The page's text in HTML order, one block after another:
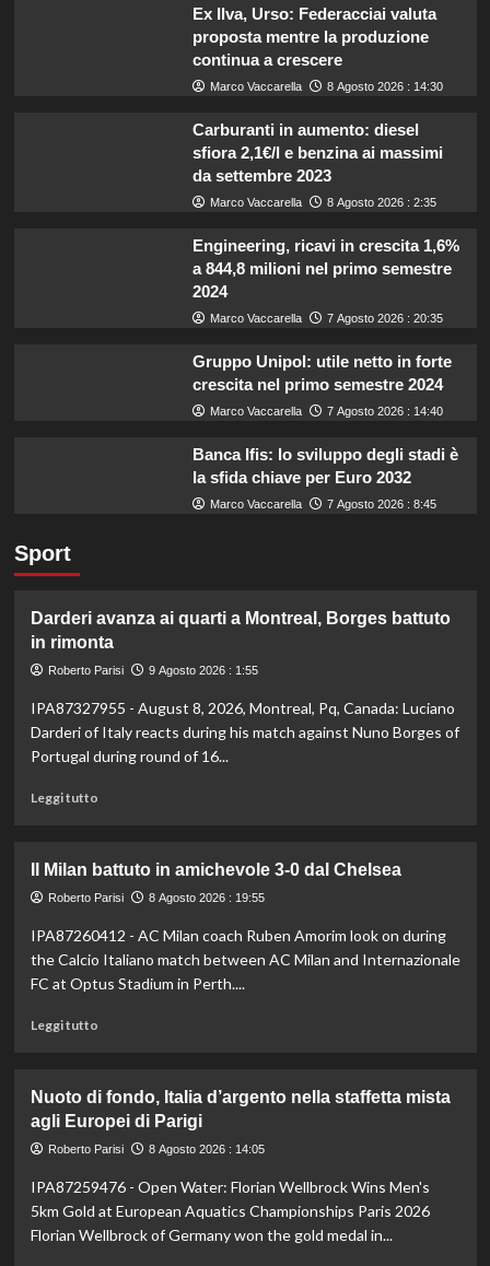
Ex Ilva, Urso: Federacciai valuta
proposta mentre la produzione
continua a crescere
Marco Vaccarella 8 Agosto 2026 : 14:30
Carburanti in aumento: diesel
sfiora 2,1€/l e benzina ai massimi
da settembre 2023
Marco Vaccarella 8 Agosto 2026 : 2:35
Engineering, ricavi in crescita 1,6%
a 844,8 milioni nel primo semestre
2024
Marco Vaccarella 7 Agosto 2026 : 20:35
Gruppo Unipol: utile netto in forte
crescita nel primo semestre 2024
Marco Vaccarella 7 Agosto 2026 : 14:40
Banca Ifis: lo sviluppo degli stadi è
la sfida chiave per Euro 2032
Marco Vaccarella 7 Agosto 2026 : 8:45
Sport
Darderi avanza ai quarti a Montreal, Borges battuto
in rimonta
Roberto Parisi 9 Agosto 2026 : 1:55
IPA87327955 - August 8, 2026, Montreal, Pq, Canada: Luciano
Darderi of Italy reacts during his match against Nuno Borges of
Portugal during round of 16...
Leggi tuttoLeggi
Darderi
avanza
quarti
a
Montreal,
battuto
Il Milan battuto in amichevole 3-0 dal Chelsea
Roberto Parisi 8 Agosto 2026 : 19:55
IPA87260412 - AC Milan coach Ruben Amorim look on during
the Calcio Italiano match between AC Milan and Internazionale
FC at Optus Stadium in Perth....
Leggi tuttoLeggi
Il
Milan
battuto
amichevole
3-
0
Nuoto di fondo, Italia d’argento nella staffetta mista
agli Europei di Parigi
Roberto Parisi 8 Agosto 2026 : 14:05
IPA87259476 - Open Water: Florian Wellbrock Wins Men's
5km Gold at European Aquatics Championships Paris 2026
Florian Wellbrock of Germany won the gold medal in...